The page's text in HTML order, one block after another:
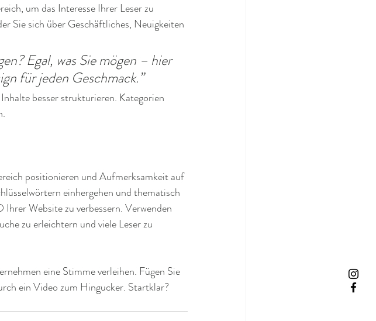
um das Interesse Ihrer Leser zu
Sie sich über Geschäftliches, Neuigkeiten
Egal, was Sie mögen – hier
für jeden Geschmack.”
besser strukturieren. Kategorien
positionieren und Aufmerksamkeit auf
einhergehen und thematisch
Website zu verbessern. Verwenden
zu erleichtern und viele Leser zu
eine Stimme verleihen. Fügen Sie
ein Video zum Hingucker. Startklar?